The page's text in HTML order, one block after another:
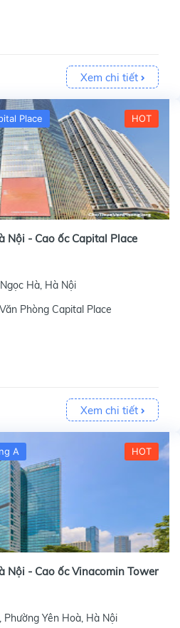
Xem chi tiết
Place HOT
Nội - Cao ốc Capital Place
Hà, Hà Nội
Phòng Capital Place
Xem chi tiết
A HOT
Nội - Cao ốc Vinacomin Tower
Yên Hoà, Hà Nội